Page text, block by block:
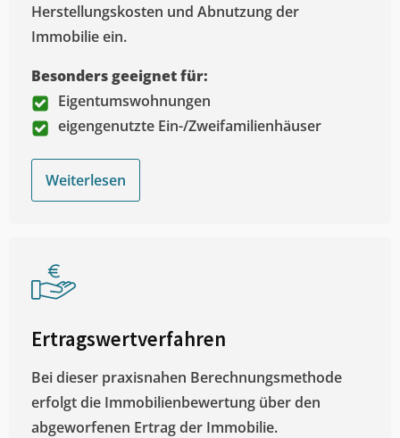
Herstellungskosten und Abnutzung der
Immobilie ein.
Besonders geeignet für:
Eigentumswohnungen
eigengenutzte Ein-/Zweifamilienhäuser
Weiterlesen
Ertragswertverfahren
Bei dieser praxisnahen Berechnungsmethode
erfolgt die Immobilienbewertung über den
abgeworfenen Ertrag der Immobilie.